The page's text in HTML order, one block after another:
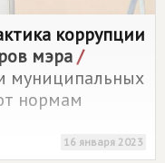
коррупции
мэра/
муниципальных
нормам
16 января 2023